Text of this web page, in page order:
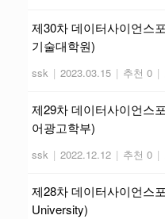
제30차 데이터사이언스
기술대학원)
ssk | 2023.03.15 | 추천 0 |
제29차 데이터사이언스
어광고학부)
ssk | 2022.12.12 | 추천 0 |
제28차 데이터사이언스
University)